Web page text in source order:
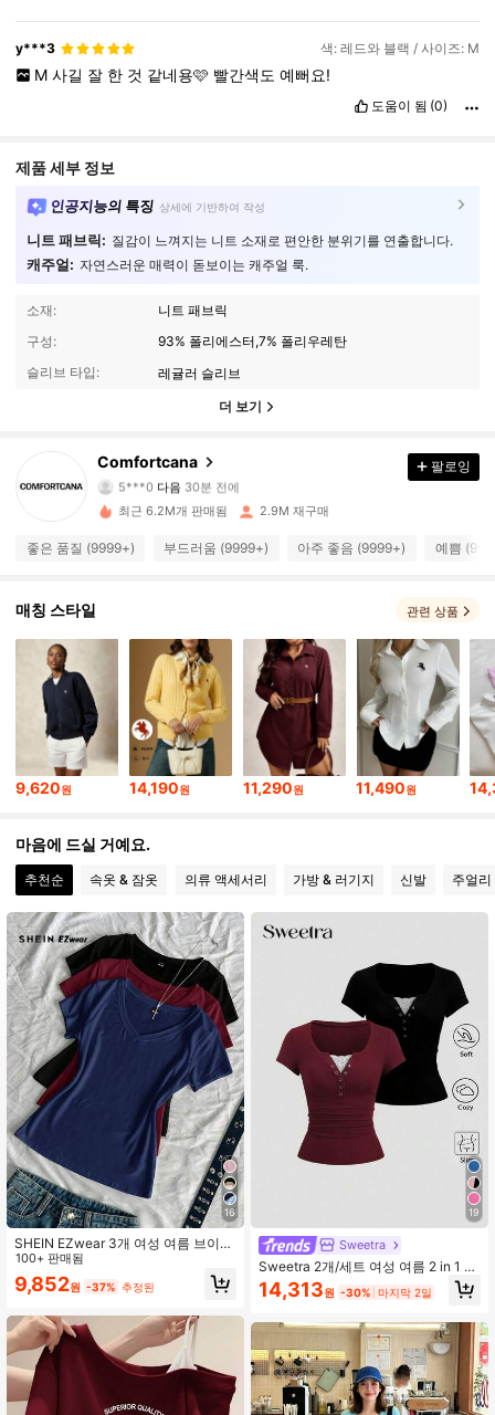
y***3 색: 레드와 블랙 / 사이즈: M
M 사길 잘 한 것 같네용🩷 빨간색도 예뻐요!
도움이 됨 (0)
제품 세부 정보
인공지능의 특징 상세에 기반하여 작성
니트 패브릭: 질감이 느껴지는 니트 소재로 편안한 분위기를 연출합니다.
캐주얼: 자연스러운 매력이 돋보이는 캐주얼 룩.
소재:
니트 패브릭
구성:
93% 폴리에스터,7% 폴리우레탄
슬리브 타입:
레귤러 슬리브
더 보기
Comfortcana
E***z 가 탐색 중입니다
4.87
1.1M 팔로워
1.1M 팔로워
4.87 1.1M 팔로워
4.87 1.1M 팔로워
4.87
4.87 1.1M 팔로워
4.87 1.1M 팔로워
1.1M 팔로워
4.87 1.1M 팔로워
팔로잉
최근 6.2M개 판매됨 2.9M 재구매
좋은 품질 (9999+) 부드러움 (9999+) 아주 좋음 (9999+) 예쁨
매칭 스타일 관련 상품
9,620원 14,190원 11,290원 11,490원
마음에 드실 거예요.
추천순 속옷 & 잠옷 의류 액세서리 가방 & 러기지 신발 주얼
16
SHEIN EZwear 3개 여성 여름 브이넥
타이트 티셔츠, 펑크 서브컬처 애니메
이션 솔리드 컬러 베이직 브이넥 반팔
슬림핏 티셔츠
100+ 판매됨
9,852원 -37% 추정된
19
Sweetra
Sweetra 2개/세트 여성 여름 2 in 1 레
이스 패치워크 반팔 티셔츠, 레드 + 블
랙
14,313원 -30% 마지막 2일